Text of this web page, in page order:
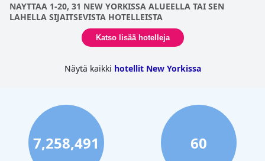
keitaan 2000-luvun kaupunkikuvan sydämessä.
NAYTTAA 1-20, 31 NEW YORKISSA ALUEELLA TAI SEN
LAHELLA SIJAITSEVISTA HOTELLEISTA
Katso lisää hotelleja
Näytä kaikki hotellit New Yorkissa
7,258,491 60